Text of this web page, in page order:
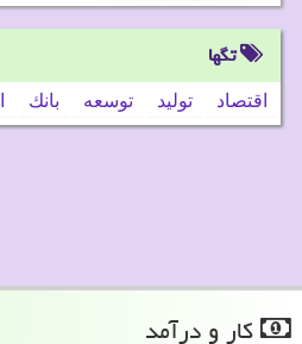
تگها
اقتصاد تولید توسعه بانك
كار و درآمد